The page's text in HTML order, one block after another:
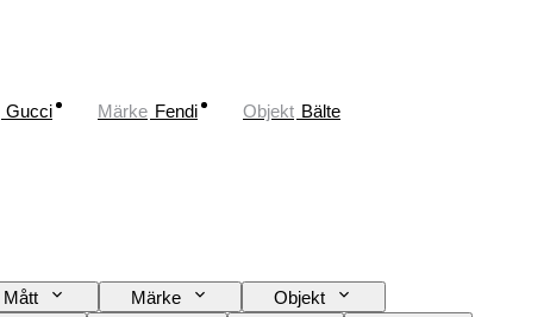
Gucci Märke Fendi Objekt Bälte
Mått Märke
Objekt